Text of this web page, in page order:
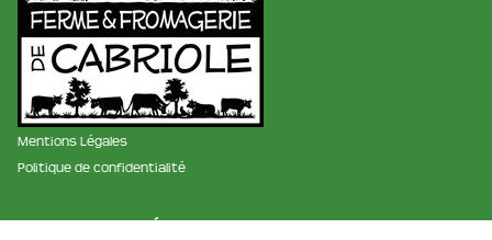
Mentions Légales
Politique de confidentialité
membre des réseaux :